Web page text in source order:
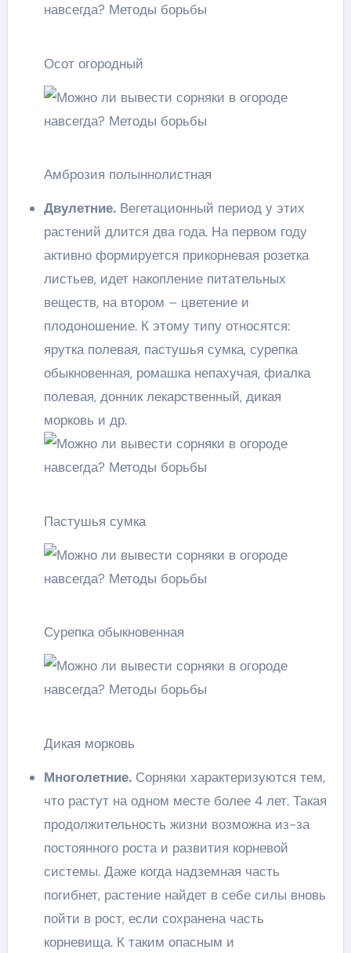
Осот огородный
Амброзия полыннолистная
Двулетние.Вегетационный период у этих
растений длится два года. На первом году
активно формируется прикорневая розетка
листьев, идет накопление питательных
веществ, на втором – цветение и
плодоношение. К этому типу относятся:
ярутка полевая, пастушья сумка, сурепка
обыкновенная, ромашка непахучая, фиалка
полевая, донник лекарственный, дикая
морковь и др.
Пастушья сумка
Сурепка обыкновенная
Дикая морковь
Многолетние.Сорняки характеризуются тем,
что растут на одном месте более 4 лет. Такая
продолжительность жизни возможна из-за
постоянного роста и развития корневой
системы. Даже когда надземная часть
погибнет, растение найдет в себе силы вновь
пойти в рост, если сохранена часть
корневища. К таким опасным и